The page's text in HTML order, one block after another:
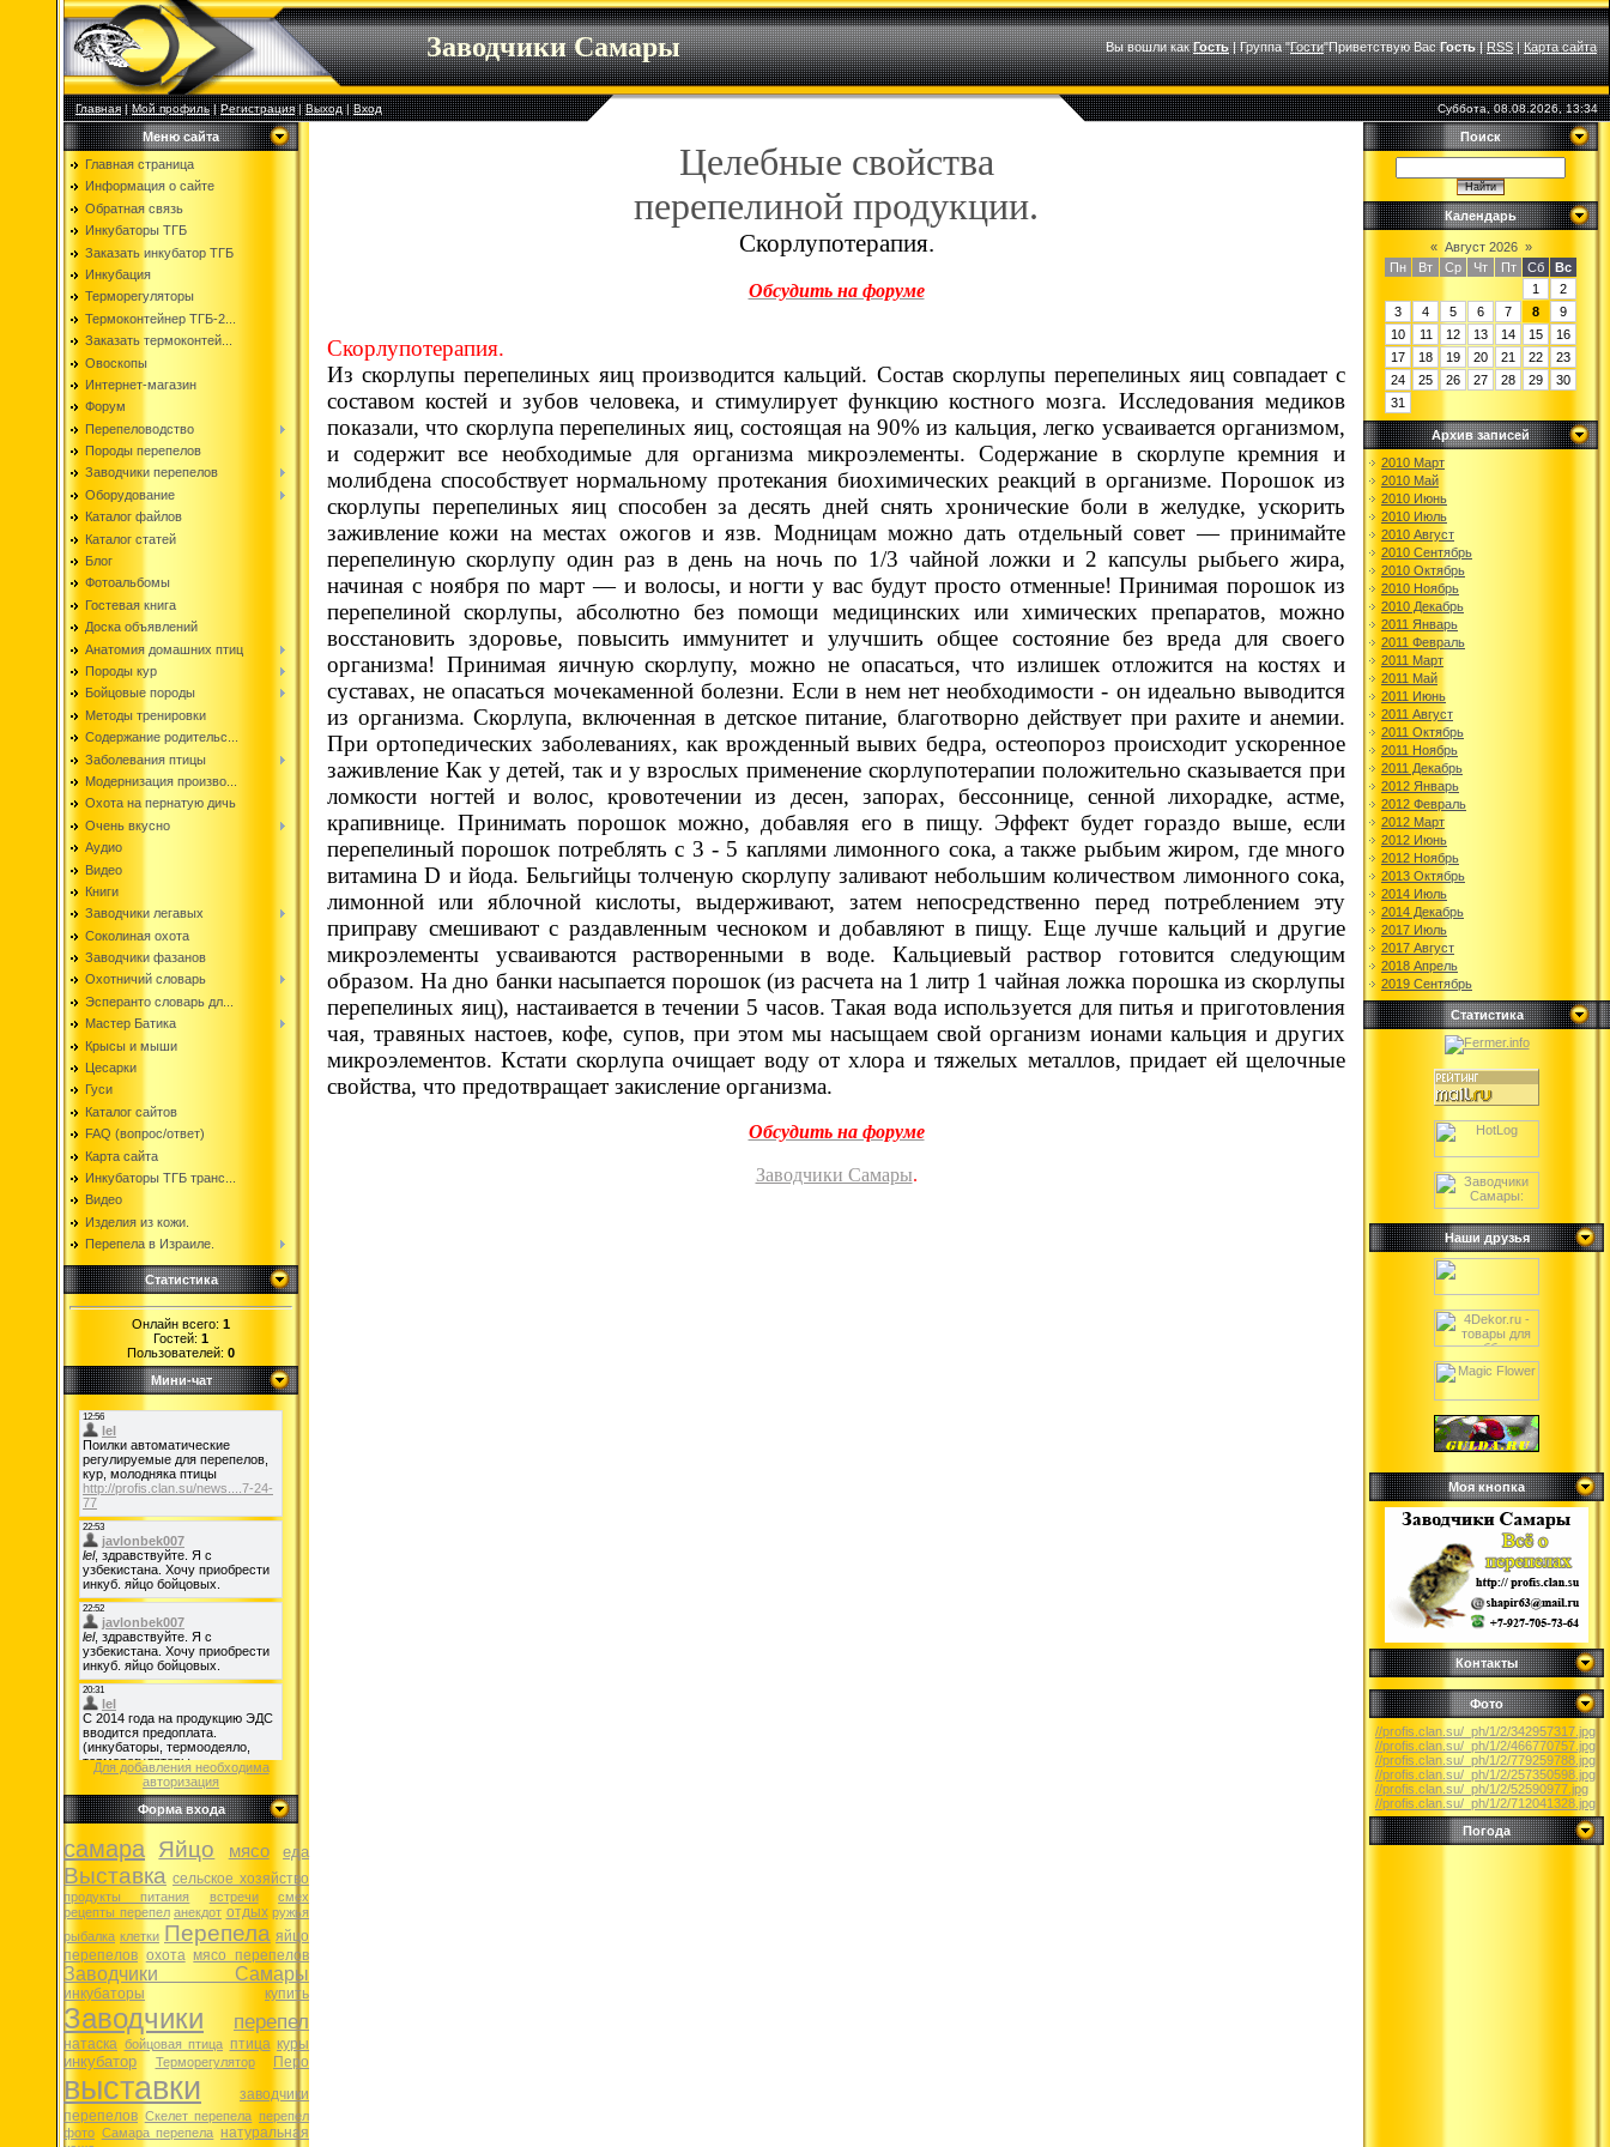
Заводчики Самары Вы вошли как Гость|Группа"Гости"Приветствую Вас Гость|RSS|Карта сайта
Главная|Мой профиль|Регистрация|Выход|Вход Суббота, 08.08.2026, 13:34
Меню сайта
Главная страница
Информация о сайте
Обратная связь
Инкубаторы ТГБ
Заказать инкубатор ТГБ
Инкубация
Терморегуляторы
Термоконтейнер ТГБ-2...
Заказать термоконтей...
Овоскопы
Интернет-магазин
Форум
Перепеловодство
Породы перепелов
Заводчики перепелов
Оборудование
Каталог файлов
Каталог статей
Блог
Фотоальбомы
Гостевая книга
Доска объявлений
Анатомия домашних птиц
Породы кур
Бойцовые породы
Методы тренировки
Содержание родительс...
Заболевания птицы
Модернизация произво...
Охота на пернатую дичь
Очень вкусно
Аудио
Видео
Книги
Заводчики легавых
Соколиная охота
Заводчики фазанов
Охотничий словарь
Эсперанто словарь дл...
Мастер Батика
Крысы и мыши
Цесарки
Гуси
Каталог сайтов
FAQ (вопрос/ответ)
Карта сайта
Инкубаторы ТГБ транс...
Видео
Изделия из кожи.
Перепела в Израиле.
Статистика
Онлайн всего: 1
Гостей: 1
Пользователей: 0
Мини-чат
Для добавления необходима
авторизация
Форма входа
самара Яйцо мясо еда
Выставка сельское хозяйство
продукты питания встречи
смех
рецепты перепел анекдот отдых ружья
рыбалка клетки Перепела яйцо
перепелов охота мясо перепелов
Заводчики Самары
инкубаторы купить
Заводчики перепел
натаска бойцовая птица птица куры
инкубатор Терморегулятор Перо
выставки
заводчики
перепелов Скелет перепела перепел
фото Самара перепела натуральная
Целебные свойства
перепелиной продукции.
Скорлупотерапия.
Обсудить на форуме
Скорлупотерапия.
Из скорлупы перепелиных яиц производится кальций. Состав скорлупы перепелиных яиц совпадает с
составом костей и зубов человека, и стимулирует функцию костного мозга. Исследования медиков
показали, что скорлупа перепелиных яиц, состоящая на 90% из кальция, легко усваивается организмом,
и содержит все необходимые для организма микроэлементы. Содержание в скорлупе кремния и
молибдена способствует нормальному протекания биохимических реакций в организме. Порошок из
скорлупы перепелиных яиц способен за десять дней снять хронические боли в желудке, ускорить
заживление кожи на местах ожогов и язв. Модницам можно дать отдельный совет — принимайте
перепелиную скорлупу один раз в день на ночь по 1/3 чайной ложки и 2 капсулы рыбьего жира,
начиная с ноября по март — и волосы, и ногти у вас будут просто отменные! Принимая порошок из
перепелиной скорлупы, абсолютно без помощи медицинских или химических препаратов, можно
восстановить здоровье, повысить иммунитет и улучшить общее состояние без вреда для своего
организма! Принимая яичную скорлупу, можно не опасаться, что излишек отложится на костях и
суставах, не опасаться мочекаменной болезни. Если в нем нет необходимости - он идеально выводится
из организма. Скорлупа, включенная в детское питание, благотворно действует при рахите и анемии.
При ортопедических заболеваниях, как врожденный вывих бедра, остеопороз происходит ускоренное
заживление Как у детей, так и у взрослых применение скорлупотерапии положительно сказывается при
ломкости ногтей и волос, кровотечении из десен, запорах, бессоннице, сенной лихорадке, астме,
крапивнице. Принимать порошок можно, добавляя его в пищу. Эффект будет гораздо выше, если
перепелиный порошок потреблять с 3 - 5 каплями лимонного сока, а также рыбьим жиром, где много
витамина D и йода. Бельгийцы толченую скорлупу заливают небольшим количеством лимонного сока,
лимонной или яблочной кислоты, выдерживают, затем непосредственно перед потреблением эту
приправу смешивают с раздавленным чесноком и добавляют в пищу. Еще лучше кальций и другие
микроэлементы усваиваются растворенными в воде. Кальциевый раствор готовится следующим
образом. На дно банки насыпается порошок (из расчета на 1 литр 1 чайная ложка порошка из скорлупы
перепелиных яиц), настаивается в течении 5 часов. Такая вода используется для питья и приготовления
чая, травяных настоев, кофе, супов, при этом мы насыщаем свой организм ионами кальция и других
микроэлементов. Кстати скорлупа очищает воду от хлора и тяжелых металлов, придает ей щелочные
свойства, что предотвращает закисление организма.
Обсудить на форуме
Заводчики Самары.
Поиск
Календарь
« Август 2026 »
Пн
Вт Ср Чт Пт Сб
Вс
1
2
3
4 5 6 7 8
9
10
11 12 13 14 15
16
17
18 19 20 21 22
23
24
25 26 27 28 29
30
31
Архив записей
2010 Март
2010 Май
2010 Июнь
2010 Июль
2010 Август
2010 Сентябрь
2010 Октябрь
2010 Ноябрь
2010 Декабрь
2011 Январь
2011 Февраль
2011 Март
2011 Май
2011 Июнь
2011 Август
2011 Октябрь
2011 Ноябрь
2011 Декабрь
2012 Январь
2012 Февраль
2012 Март
2012 Июнь
2012 Ноябрь
2013 Октябрь
2014 Июль
2014 Декабрь
2017 Июль
2017 Август
2018 Апрель
2019 Сентябрь
Статистика
Наши друзья
Моя кнопка
Контакты
Фото
//profis.clan.su/_ph/1/2/342957317.jpg
//profis.clan.su/_ph/1/2/466770757.jpg
//profis.clan.su/_ph/1/2/779259788.jpg
//profis.clan.su/_ph/1/2/257350598.jpg
//profis.clan.su/_ph/1/2/52590977.jpg
//profis.clan.su/_ph/1/2/712041328.jpg
Погода